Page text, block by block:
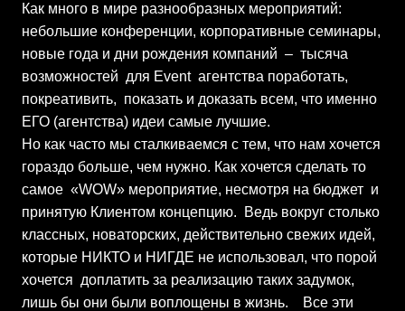
Как много в мире разнообразных мероприятий:
небольшие конференции, корпоративные семинары,
новые года и дни рождения компаний – тысяча
возможностей для Event агентства поработать,
покреативить, показать и доказать всем, что именно
ЕГО (агентства) идеи самые лучшие.
Но как часто мы сталкиваемся с тем, что нам хочется
гораздо больше, чем нужно. Как хочется сделать то
самое «WOW» мероприятие, несмотря на бюджет и
принятую Клиентом концепцию. Ведь вокруг столько
классных, новаторских, действительно свежих идей,
которые НИКТО и НИГДЕ не использовал, что порой
хочется доплатить за реализацию таких задумок,
лишь бы они были воплощены в жизнь. Все эти